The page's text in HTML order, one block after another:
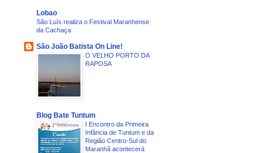
Lobao
São Luís realiza o Festival Maranhense
da Cachaça
São João Batista On Line!
O VELHO PORTO DA
RAPOSA
Blog Bate Tuntum
I Encontro da Primeira
Infância de Tuntum e da
Região Centro-Sul do
Maranhã acontecerá